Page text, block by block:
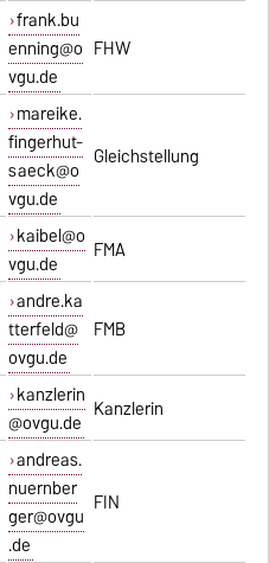
frank.bu
enning@o
vgu.de
FHW
mareike.
fingerhut-
saeck@o
vgu.de
Gleichstellung
kaibel@o
vgu.de
FMA
andre.ka
tterfeld@
ovgu.de
FMB
kanzlerin
@ovgu.de Kanzlerin
andreas.
nuernber
ger@ovgu
.de
FIN